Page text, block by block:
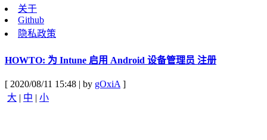
关于
Github
隐私政策
HOWTO: 为 Intune 启用 Android 设备管理员 注册
[ 2020/08/11 15:48 | by gOxiA]
大 | 中 | 小